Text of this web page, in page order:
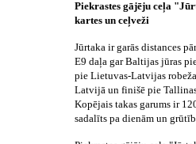
Piekrastes gājēju ceļa
kartes un ceļveži
Jūrtaka ir garās distances
E9 daļa gar Baltijas jūras
pie Lietuvas-Latvijas
Latvijā un finišē pie
Kopējais takas garums ir
sadalīts pa dienām un